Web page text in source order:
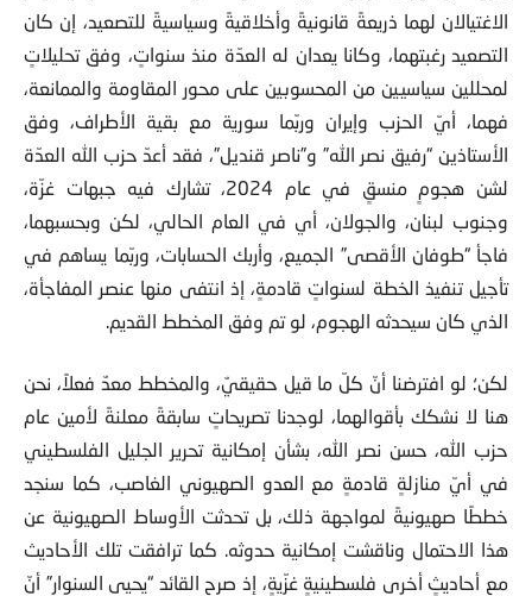
الاغتيالان لهما ذريعةً قانونيةً وأخلاقيةً وسياسيةً للتصعيد، إن كان
التصعيد رغبتهما، وكانا يعدان له العدّة منذ سنواتٍ، وفق تحليلاتٍ
لمحللين سياسيين من المحسوبين على محور المقاومة والممانعة،
فهما، أيّ الحزب وإيران وربّما سورية مع بقية الأطراف، وفق
الأستاذين “رفيق نصر الله” و”ناصر قنديل”، فقد أعدّ حزب الله العدّة
لشن هجومٍ منسقٍ في عام 2024، تشارك فيه جبهات غزّة،
وجنوب لبنان، والجولان، أي في العام الحالي، لكن وبحسبهما،
فاجأ “طوفان الأقصى” الجميع، وأربك الحسابات، وربّما يساهم في
تأجيل تنفيذ الخطة لسنواتٍ قادمةٍ، إذ انتفى منها عنصر المفاجأة،
الذي كان سيحدثه الهجوم، لو تم وفق المخطط القديم.
لكن؛ لو افترضنا أنّ كلّ ما قيل حقيقيٌ، والمخطط معدٌ فعلاً، نحن
هنا لا نشكك بأقوالهما، لوجدنا تصريحاتٍ سابقةً معلنةً لأمين عام
حزب الله، حسن نصر الله، بشأن إمكانية تحرير الجليل الفلسطيني
في أيّ منازلةٍ قادمةٍ مع العدو الصهيوني الغاصب، كما سنجد
خططًا صهيونيةً لمواجهة ذلك، بل تحدثت الأوساط الصهيونية عن
هذا الاحتمال وناقشت إمكانية حدوثه. كما ترافقت تلك الأحاديث
مع أحاديثٍ أخرى فلسطينيةٍ غزّيةٍ، إذ صرح القائد “يحيى السنوار” أنّ